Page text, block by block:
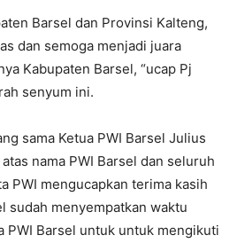
Barsel dan Provinsi Kalteng,
dan semoga menjadi juara
Kabupaten Barsel, “ucap Pj
senyum ini.
sama Ketua PWI Barsel Julius
nama PWI Barsel dan seluruh
PWI mengucapkan terima kasih
sudah menyempatkan waktu
PWI Barsel untuk untuk mengikuti